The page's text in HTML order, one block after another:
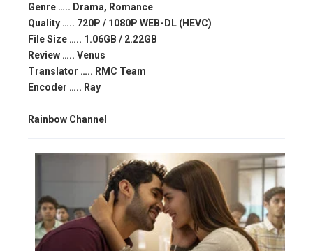
Genre ….. Drama, Romance
Quality ….. 720P / 1080P WEB-DL (HEVC)
File Size ….. 1.06GB / 2.22GB
Review ….. Venus
Translator ….. RMC Team
Encoder ….. Ray
Rainbow Channel